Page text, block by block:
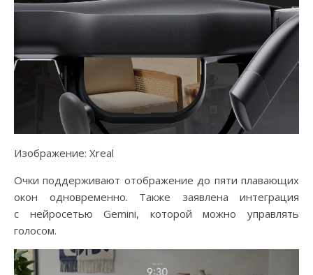
Изображение: Xreal
Очки поддерживают отображение до пяти плавающих
окон одновременно. Также заявлена интеграция
с нейросетью Gemini, которой можно управлять
голосом.